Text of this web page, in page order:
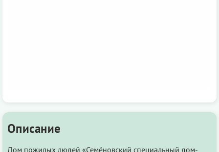
Описание
Дом пожилых людей «Семёновский специальный дом-